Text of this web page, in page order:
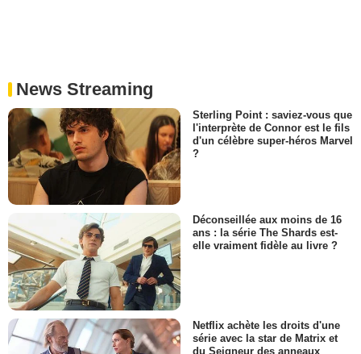
News Streaming
Sterling Point : saviez-vous que
l'interprète de Connor est le fils
d'un célèbre super-héros Marvel
?
Déconseillée aux moins de 16
ans : la série The Shards est-
elle vraiment fidèle au livre ?
Netflix achète les droits d'une
série avec la star de Matrix et
du Seigneur des anneaux